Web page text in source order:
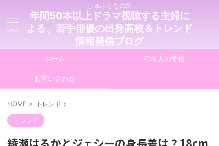
しゅふともの沼
年間50本以上ドラマ視聴する主婦に
よる、若手俳優の出身高校＆トレンド
情報発信ブログ
ホーム 有名人の学校
お問い合わせ
HOME > トレンド >
トレンド
綾瀬はるかとジェシーの身長差は？18cm